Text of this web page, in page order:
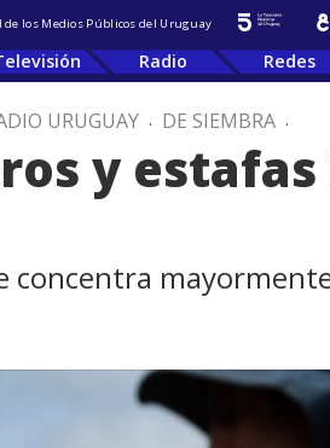
de los Medios Públicos del Uruguay
Radio Redes
URUGUAY . DE SIEMBRA .
y
concentra